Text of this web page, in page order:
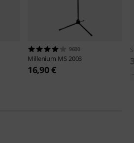
9600
Millenium MS 2003
16,90 €